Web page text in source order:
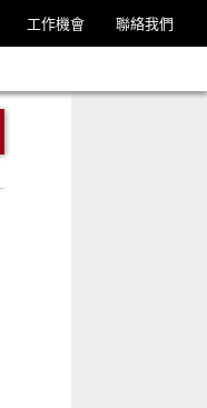
工作機會 聯絡我們